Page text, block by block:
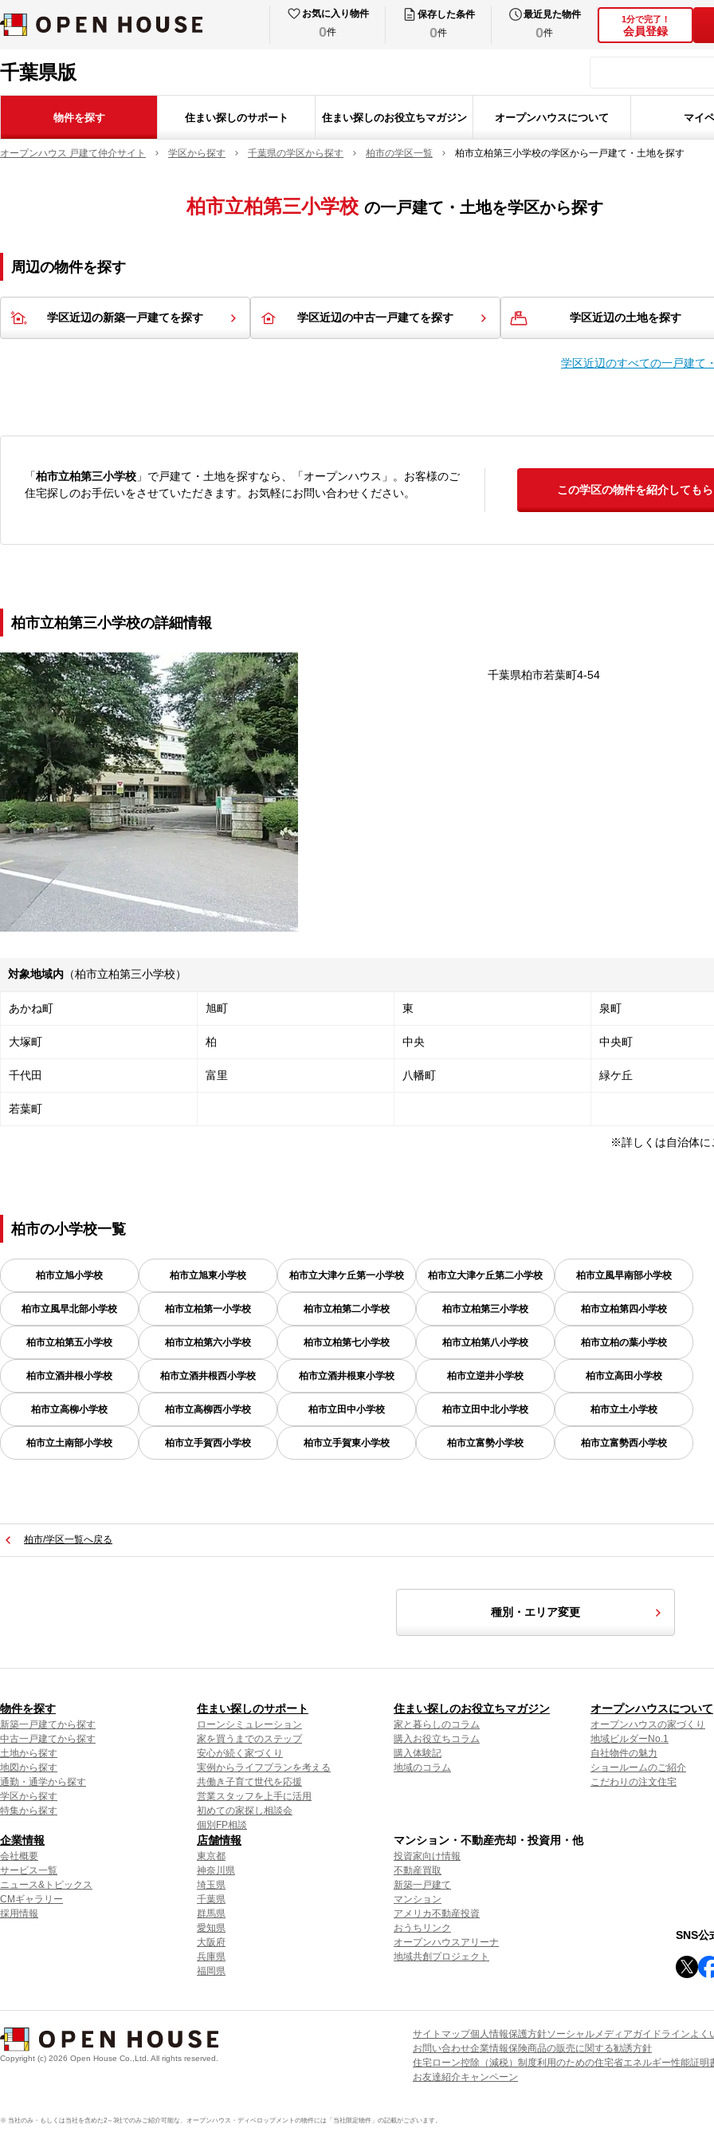
お気に入り物件
0件
保存した条件
0件
最近見た物件
0件
1分で完了！
会員登録
千葉県版
物件を探す 住まい探しのサポート 住まい探しのお役立ちマガジン オープンハウスについて マイ
オープンハウス 戸建て仲介サイト 学区から探す 千葉県の学区から探す 柏市の学区一覧 柏市立柏第三小学校の学区から一戸建て・土地を探す
柏市立柏第三小学校 の一戸建て・土地を学区から探す
周辺の物件を探す
学区近辺の新築一戸建てを探す 学区近辺の中古一戸建てを探す 学区近辺の土地を探す
学区近辺のすべての一戸建て
「柏市立柏第三小学校 」で戸建て・土地を探すなら、「オープンハウス」。お客様のご
住宅探しのお手伝いをさせていただきます。お気軽にお問い合わせください。
この学区の物件を紹介してもら
柏市立柏第三小学校の詳細情報
千葉県柏市若葉町4-54
対象地域内 （柏市立柏第三小学校）
あかね町 旭町 東 泉町
大塚町 柏 中央 中央町
千代田 富里 八幡町 緑ケ丘
若葉町
※詳しくは自治体に
柏市の小学校一覧
柏市立旭小学校 柏市立旭東小学校 柏市立大津ケ丘第一小学校 柏市立大津ケ丘第二小学校 柏市立風早南部小学校
柏市立風早北部小学校 柏市立柏第一小学校 柏市立柏第二小学校 柏市立柏第三小学校 柏市立柏第四小学校
柏市立柏第五小学校 柏市立柏第六小学校 柏市立柏第七小学校 柏市立柏第八小学校 柏市立柏の葉小学校
柏市立酒井根小学校 柏市立酒井根西小学校 柏市立酒井根東小学校 柏市立逆井小学校 柏市立高田小学校
柏市立高柳小学校 柏市立高柳西小学校 柏市立田中小学校 柏市立田中北小学校 柏市立土小学校
柏市立土南部小学校 柏市立手賀西小学校 柏市立手賀東小学校 柏市立富勢小学校 柏市立富勢西小学校
柏市/学区一覧へ戻る
種別・エリア変更
物件を探す
新築一戸建てから探す
中古一戸建てから探す
土地から探す
地図から探す
通勤・通学から探す
学区から探す
特集から探す
住まい探しのサポート
ローンシミュレーション
家を買うまでのステップ
安心が続く家づくり
実例からライフプランを考える
共働き子育て世代を応援
営業スタッフを上手に活用
初めての家探し相談会
個別FP相談
住まい探しのお役立ちマガジン
家と暮らしのコラム
購入お役立ちコラム
購入体験記
地域のコラム
オープンハウスについて
オープンハウスの家づくり
地域ビルダーNo.1
自社物件の魅力
ショールームのご紹介
こだわりの注文住宅
企業情報
会社概要
サービス一覧
ニュース&トピックス
CMギャラリー
採用情報
店舗情報
東京都
神奈川県
埼玉県
千葉県
群馬県
愛知県
大阪府
兵庫県
福岡県
マンション・不動産売却・投資用・他
投資家向け情報
不動産買取
新築一戸建て
マンション
アメリカ不動産投資
おうちリンク
オープンハウスアリーナ
地域共創プロジェクト
SNS公
Copyright (c) 2026 Open House Co.,Ltd. All rights reserved.
サイトマップ個人情報保護方針ソーシャルメディアガイドラインよく
お問い合わせ企業情報保険商品の販売に関する勧誘方針
住宅ローン控除（減税）制度利用のための住宅省エネルギー性能証明
お友達紹介キャンペーン
※ 当社のみ・もしくは当社を含めた2～3社でのみご紹介可能な、オープンハウス・ディベロップメントの物件には「当社限定物件」の記載がございます。